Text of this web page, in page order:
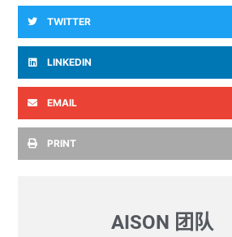
TWITTER
LINKEDIN
EMAIL
PRINT
AISON 团队